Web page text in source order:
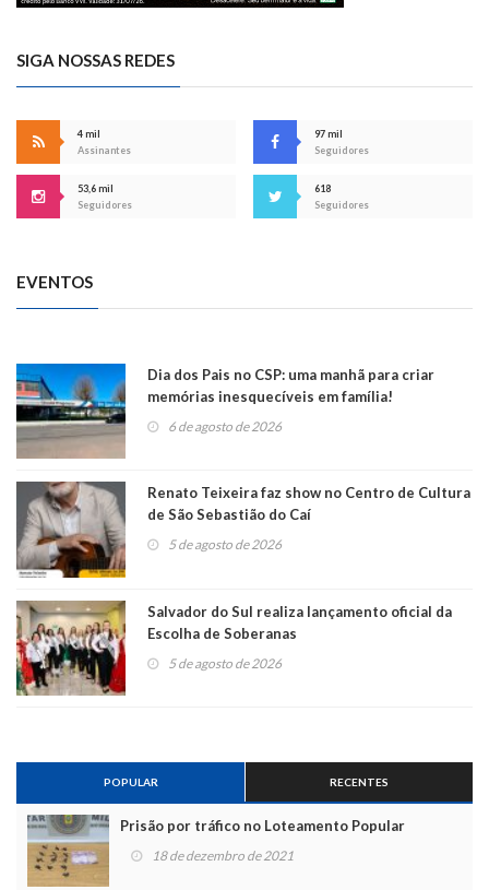
SIGA NOSSAS REDES
4 mil
Assinantes
97 mil
Seguidores
53,6 mil
Seguidores
618
Seguidores
EVENTOS
Dia dos Pais no CSP: uma manhã para criar
memórias inesquecíveis em família!
6 de agosto de 2026
Renato Teixeira faz show no Centro de Cultura
de São Sebastião do Caí
5 de agosto de 2026
Salvador do Sul realiza lançamento oficial da
Escolha de Soberanas
5 de agosto de 2026
POPULAR RECENTES
Prisão por tráfico no Loteamento Popular
18 de dezembro de 2021